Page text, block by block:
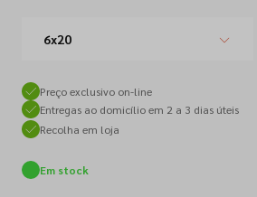
6x20
Preço exclusivo on-line
Entregas ao domicílio em 2 a 3 dias úteis
Recolha em loja
Em stock